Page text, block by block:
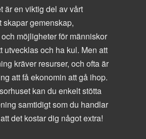
är en viktig del av vårt
skapar gemenskap,
möjligheter för människor
utvecklas och ha kul. Men att
kräver resurser, och ofta är
att få ekonomin att gå ihop.
kan du enkelt stötta
samtidigt som du handlar
det kostar dig något extra!